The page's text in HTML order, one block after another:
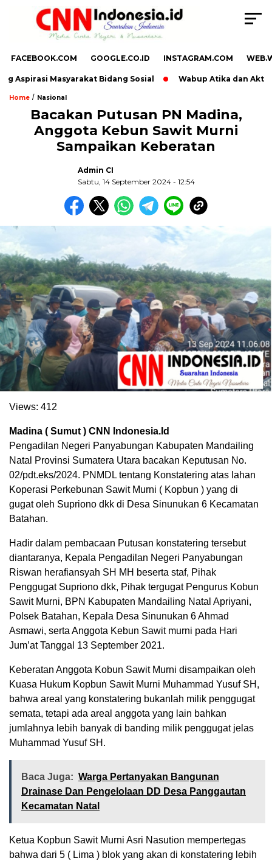
FACEBOOK.COM GOOGLE.CO.ID INSTAGRAM.COM
Aspirasi Masyarakat Bidang Sosial Wabup Atika dan Aktivis
Home / Nasional
Bacakan Putusan PN Madina,
Anggota Kebun Sawit Murni
Sampaikan Keberatan
Admin CI
Sabtu, 14 September 2024 - 12:54
Views: 412
Madina ( Sumut ) CNN Indonesia.Id
Pengadilan Negeri Panyabungan Kabupaten Mandailing
Natal Provinsi Sumatera Utara bacakan Keputusan No.
02/pdt.eks/2024. PNMDL tentang Konstatering atas lahan
Koperasi Perkebunan Sawit Murni ( Kopbun ) yang di
gugat oleh Supriono dkk di Desa Sinunukan 6 Kecamatan
Batahan.
Hadir dalam pembacaan Putusan konstatering tersebut
diantaranya, Kepala Pengadilan Negeri Panyabungan
Riswan herafiansyah SH MH beserta staf, Pihak
Penggugat Supriono dkk, Pihak tergugat Pengurus Kobun
Sawit Murni, BPN Kabupaten Mandailing Natal Apriyani,
Polsek Batahan, Kepala Desa Sinunukan 6 Ahmad
Asmawi, serta Anggota Kebun Sawit murni pada Hari
Jum’at Tanggal 13 September 2021.
Keberatan Anggota Kobun Sawit Murni disampaikan oleh
Kuasa Hukum Kopbun Sawit Murni Muhammad Yusuf SH,
bahwa areal yang konstatering bukanlah milik penggugat
semata, tetapi ada areal anggota yang lain bahkan
jumlahnya lebih banyak di banding milik penggugat jelas
Muhammad Yusuf SH.
Baca Juga: Warga Pertanyakan Bangunan
Drainase Dan Pengelolaan DD Desa Panggautan
Kecamatan Natal
Ketua Kopbun Sawit Murni Asri Nasution mempertegas
bahwa dari 5 ( Lima ) blok yang akan di konstatering lebih